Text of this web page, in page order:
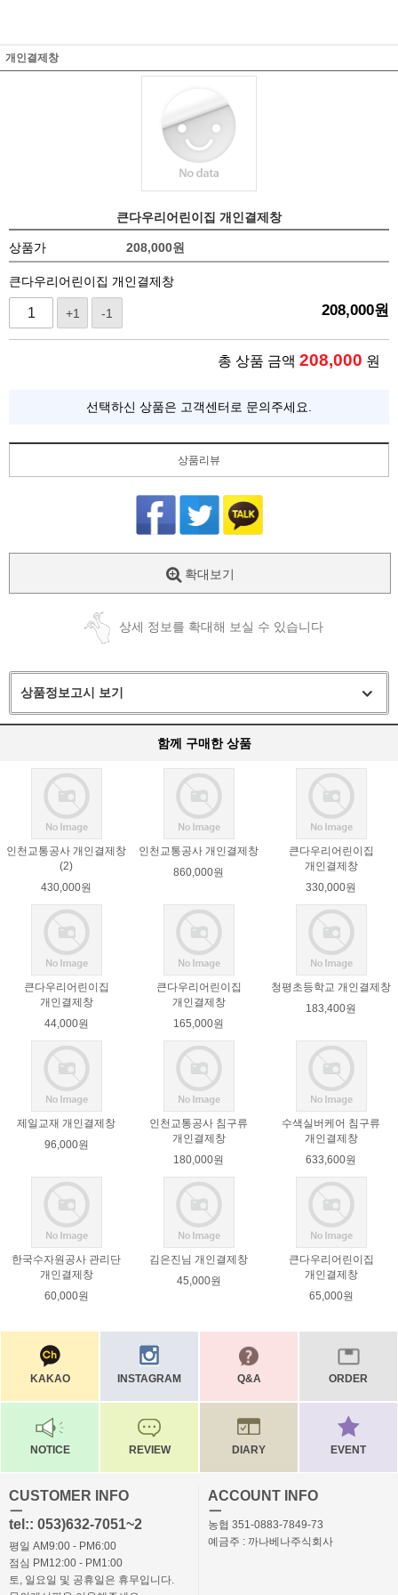
개인결제창
큰다우리어린이집 개인결제창
상품가 208,000원
큰다우리어린이집 개인결제창
+1 -1 208,000원
총 상품 금액 208,000 원
선택하신 상품은 고객센터로 문의주세요.
상품리뷰
확대보기
상세 정보를 확대해 보실 수 있습니다
상품정보고시 보기
함께 구매한 상품
인천교통공사 개인결제창
(2)
430,000원
인천교통공사 개인결제창
860,000원
큰다우리어린이집
개인결제창
330,000원
큰다우리어린이집
개인결제창
44,000원
큰다우리어린이집
개인결제창
165,000원
청평초등학교 개인결제창
183,400원
제일교재 개인결제창
96,000원
인천교통공사 침구류
개인결제창
180,000원
수색실버케어 침구류
개인결제창
633,600원
한국수자원공사 관리단
개인결제창
60,000원
김은진님 개인결제창
45,000원
큰다우리어린이집
개인결제창
65,000원
KAKAO INSTAGRAM Q&A ORDER
NOTICE REVIEW DIARY EVENT
CUSTOMER INFO
ㅡ
tel:: 053)632-7051~2
평일 AM9:00 - PM6:00
점심 PM12:00 - PM1:00
토, 일요일 및 공휴일은 휴무입니다.
ACCOUNT INFO
ㅡ
농협 351-0883-7849-73
예금주 : 까나베나주식회사